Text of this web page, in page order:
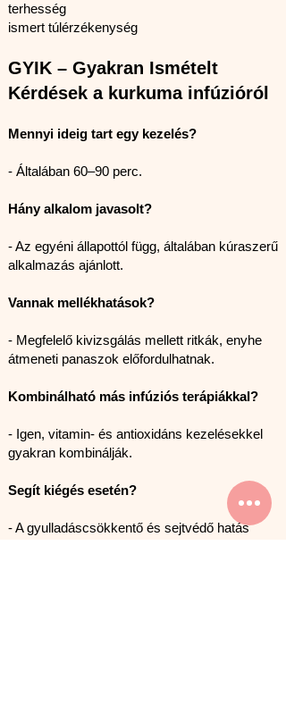
terhesség
ismert túlérzékenység
GYIK – Gyakran Ismételt
Kérdések a kurkuma infúzióról
Mennyi ideig tart egy kezelés?
- Általában 60–90 perc.
Hány alkalom javasolt?
- Az egyéni állapottól függ, általában kúraszerű
alkalmazás ajánlott.
Vannak mellékhatások?
- Megfelelő kivizsgálás mellett ritkák, enyhe
átmeneti panaszok előfordulhatnak.
Kombinálható más infúziós terápiákkal?
- Igen, vitamin- és antioxidáns kezelésekkel
gyakran kombinálják.
Segít kiégés esetén?
- A gyulladáscsökkentő és sejtvédő hatás